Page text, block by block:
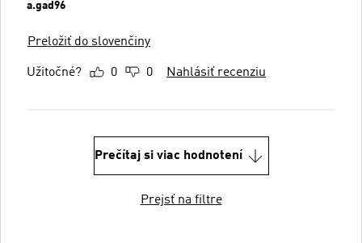
a.gad96
Preložiť do slovenčiny
Užitočné? 0 0 Nahlásiť recenziu
Prečítaj si viac hodnotení
Prejsť na filtre